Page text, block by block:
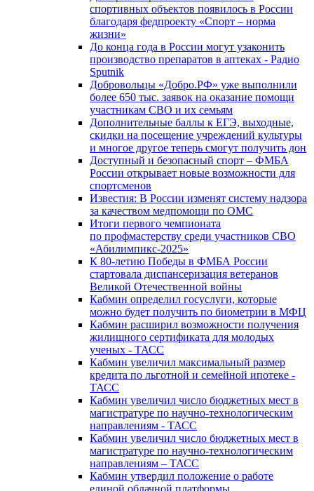
спортивных объектов появилось в России
благодаря федпроекту «Спорт – норма
жизни»
До конца года в России могут узаконить
производство препаратов в аптеках - Радио
Sputnik
Добровольцы «Добро.РФ» уже выполнили
более 650 тыс. заявок на оказание помощи
участникам СВО и их семьям
Дополнительные баллы к ЕГЭ, выходные,
скидки на посещение учреждений культуры
и многое другое теперь смогут получить дон
Доступный и безопасный спорт – ФМБА
России открывает новые возможности для
спортсменов
Известия: В России изменят систему надзора
за качеством медпомощи по ОМС
Итоги первого чемпионата
по профмастерству среди участников СВО
«Абилимпикс-2025»
К 80-летию Победы в ФМБА России
стартовала диспансеризация ветеранов
Великой Отечественной войны
Кабмин определил госуслуги, которые
можно будет получить по биометрии в МФЦ
Кабмин расширил возможности получения
жилищного сертификата для молодых
ученых - ТАСС
Кабмин увеличил максимальный размер
кредита по льготной и семейной ипотеке -
ТАСС
Кабмин увеличил число бюджетных мест в
магистратуре по научно-технологическим
направлениям - ТАСС
Кабмин увеличил число бюджетных мест в
магистратуре по научно-технологическим
направлениям – ТАСС
Кабмин утвердил положение о работе
единой облачной платформы